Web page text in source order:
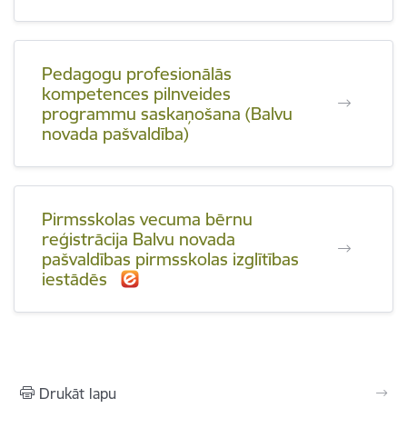
Pedagogu profesionālās
kompetences pilnveides
programmu saskaņošana (Balvu
novada pašvaldība)
Pirmsskolas vecuma bērnu
reģistrācija Balvu novada
pašvaldības pirmsskolas izglītības
iestādēs
Drukāt lapu